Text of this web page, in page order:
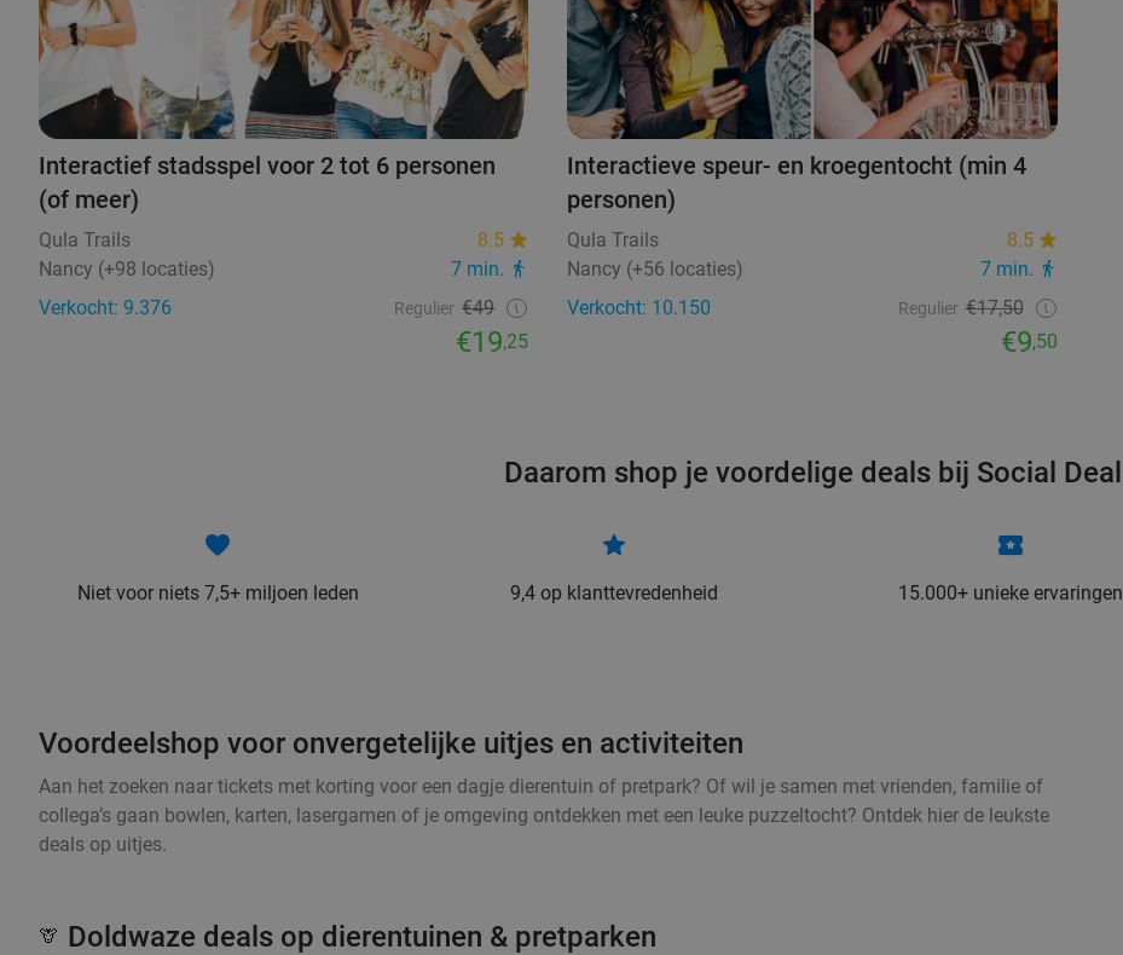
Interactief stadsspel voor 2 tot 6 personen
(of meer)
Qula Trails
8.5
Nancy (+98 locaties)
7 min.
Verkocht: 9.376
Regulier €49
€19,25
Interactieve speur- en kroegentocht (min 4
personen)
Qula Trails
8.5
Nancy (+56 locaties)
7 min.
Verkocht: 10.150
Regulier €17,50
€9,50
Daarom shop je voordelige deals bij Social Deal
Niet voor niets 7,5+ miljoen leden 9,4 op klanttevredenheid 15.000+ unieke ervaringen
Voordeelshop voor onvergetelijke uitjes en activiteiten
Aan het zoeken naar tickets met korting voor een dagje dierentuin of pretpark? Of wil je samen met vrienden, familie of
collega’s gaan bowlen, karten, lasergamen of je omgeving ontdekken met een leuke puzzeltocht? Ontdek hier de leukste
deals op uitjes.
🦒 Doldwaze deals op dierentuinen & pretparken